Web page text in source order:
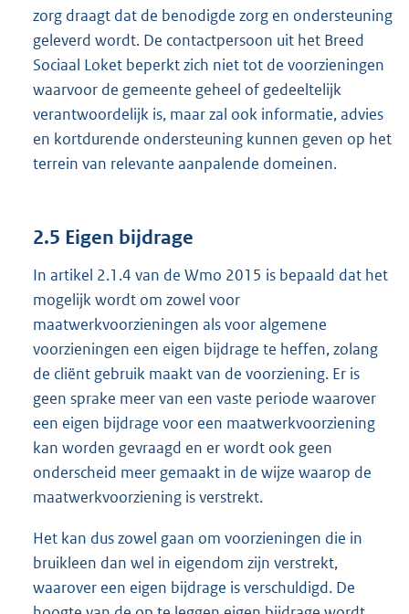
zorg draagt dat de benodigde zorg en ondersteuning
geleverd wordt. De contactpersoon uit het Breed
Sociaal Loket beperkt zich niet tot de voorzieningen
waarvoor de gemeente geheel of gedeeltelijk
verantwoordelijk is, maar zal ook informatie, advies
en kortdurende ondersteuning kunnen geven op het
terrein van relevante aanpalende domeinen.
2.5 Eigen bijdrage
In artikel 2.1.4 van de Wmo 2015 is bepaald dat het
mogelijk wordt om zowel voor
maatwerkvoorzieningen als voor algemene
voorzieningen een eigen bijdrage te heffen, zolang
de cliënt gebruik maakt van de voorziening. Er is
geen sprake meer van een vaste periode waarover
een eigen bijdrage voor een maatwerkvoorziening
kan worden gevraagd en er wordt ook geen
onderscheid meer gemaakt in de wijze waarop de
maatwerkvoorziening is verstrekt.
Het kan dus zowel gaan om voorzieningen die in
bruikleen dan wel in eigendom zijn verstrekt,
waarover een eigen bijdrage is verschuldigd. De